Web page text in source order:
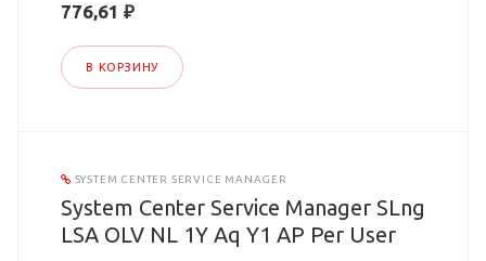
776,61 ₽
В КОРЗИНУ
SYSTEM CENTER SERVICE MANAGER
System Center Service Manager SLng
LSA OLV NL 1Y Aq Y1 AP Per User